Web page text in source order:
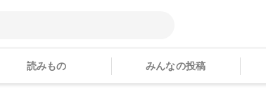
読みもの みんなの投稿